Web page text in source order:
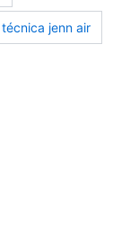
jenn air